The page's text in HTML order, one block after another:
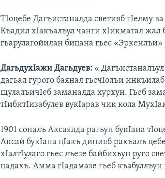
ТIоцебе Дагъистаналда светияб гIелму
Къадил хIакъалъул чанги хIикматал жал
гьарулагойилан бицана гьес «Эркенлъи»
ДагьдухIажи Дагьдуев: «
дагьал гурого баянал гьечIолъи
щулалъичIеб заманалда хурхун. Гьеб
тIибитIизабулев вукIарав чик кола
1901 соналъ Аксаялда рагьун букIана
Аксай букIана цIакъ динияб рахъалъ
хIалтIулаго гьес лъезе байбихьун руго
цадахъ. Амма гIадамазе гьеб къабуллъун